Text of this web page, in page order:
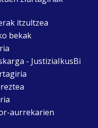
itzultzea
bekak
- JustiziaIkusBi
aurrekarien